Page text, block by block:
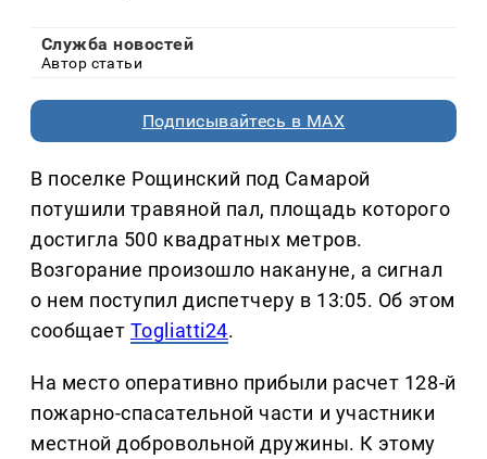
Служба новостей
Автор статьи
Подписывайтесь в MAX
В поселке Рощинский под Самарой
потушили травяной пал, площадь которого
достигла 500 квадратных метров.
Возгорание произошло накануне, а сигнал
о нем поступил диспетчеру в 13:05. Об этом
сообщает Togliatti24.
На место оперативно прибыли расчет 128-й
пожарно-спасательной части и участники
местной добровольной дружины. К этому